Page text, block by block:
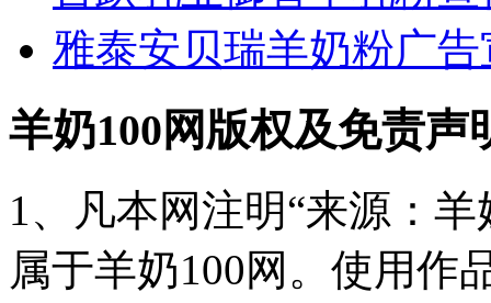
雅泰安贝瑞羊奶粉广
羊奶100网版权及免责声
1、凡本网注明“来源：
属于羊奶100网。使用作